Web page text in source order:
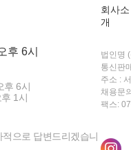
후 6시
후 6시
1시
으로 답변드리겠습니
회사소
개
법인명
통신판
주소 :
채용문
팩스: